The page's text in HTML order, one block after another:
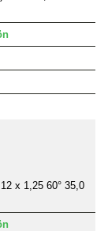
x 1,25 60° 35,0